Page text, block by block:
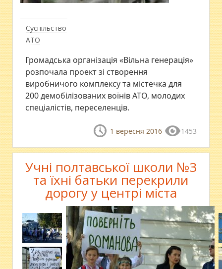
Суспільство
АТО
Громадська організація «Вільна генерація»
розпочала проект зі створення
виробничого комплексу та містечка для
200 демобілізованих воїнів АТО, молодих
спеціалістів, переселенців.
1 вересня 2016 1453
Учні полтавської школи №3
та їхні батьки перекрили
дорогу у центрі міста